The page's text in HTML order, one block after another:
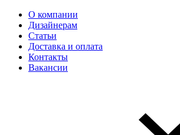
О компании
Дизайнерам
Статьи
Доставка и оплата
Контакты
Вакансии